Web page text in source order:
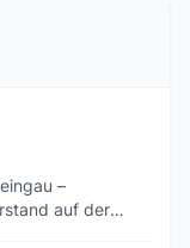
–
auf der